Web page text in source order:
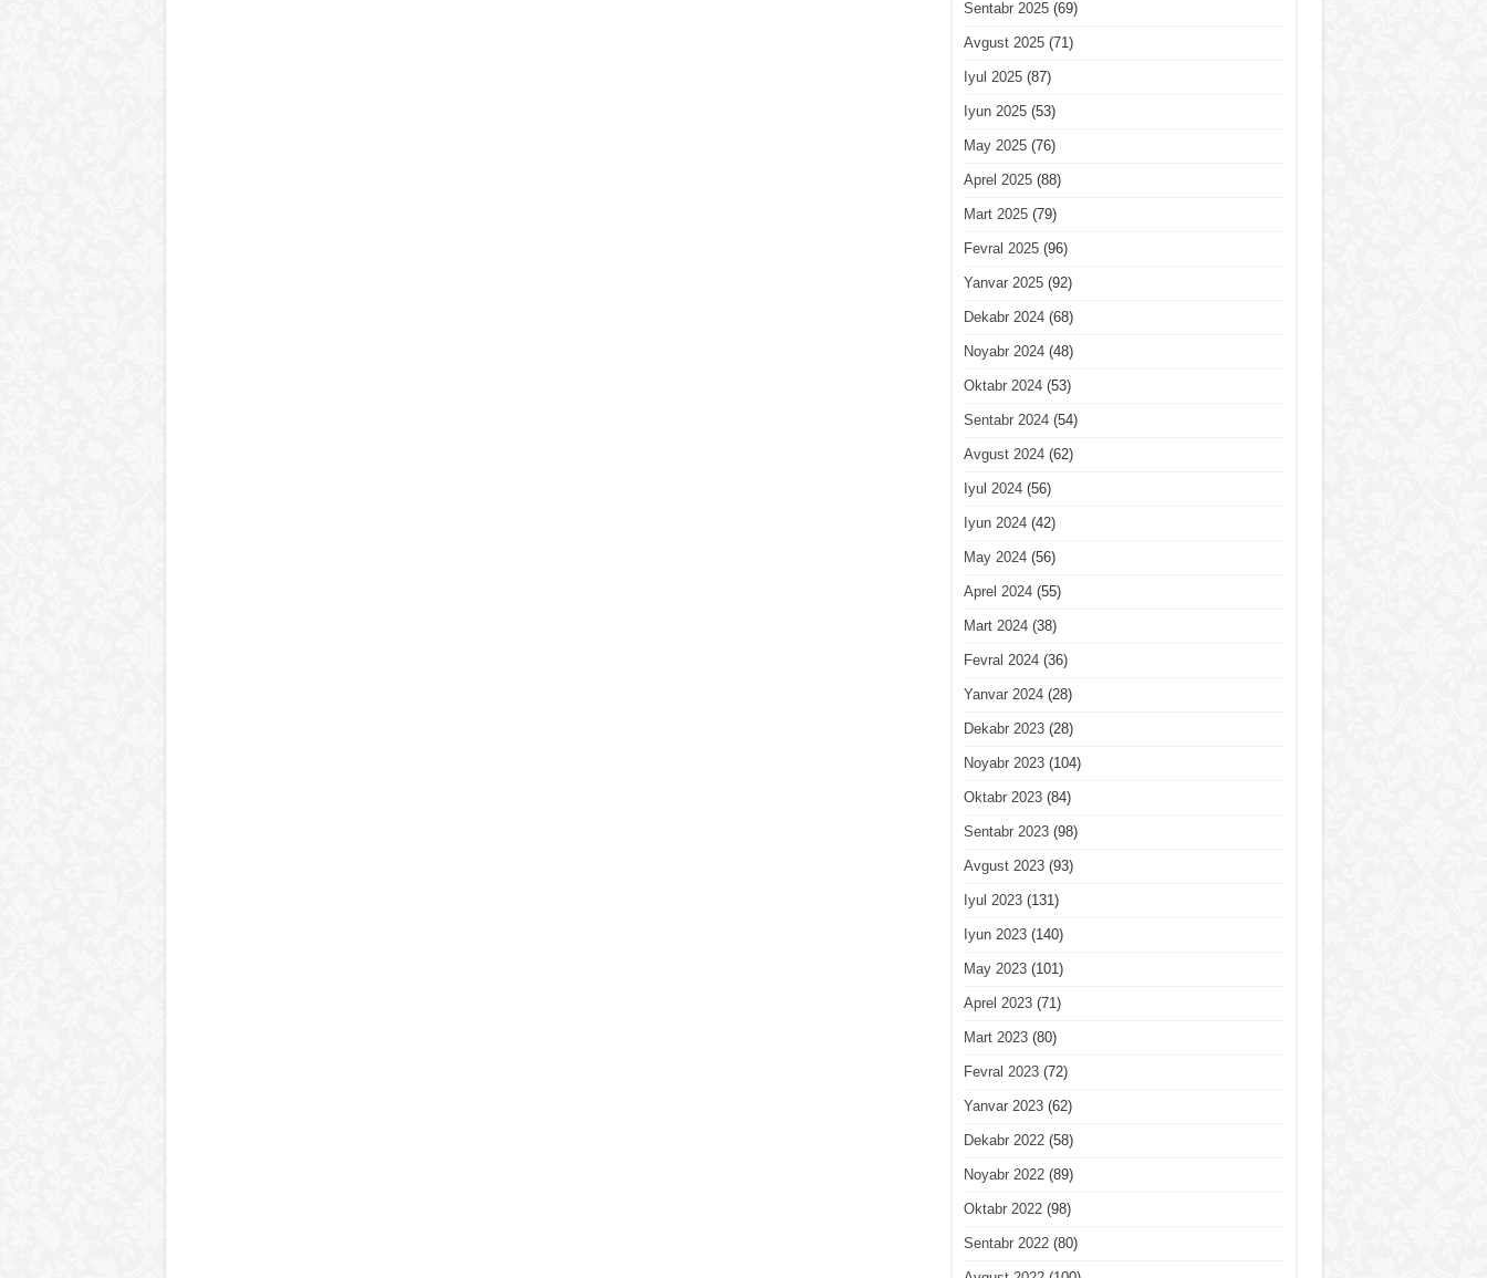
Sentabr 2025(69)
Avgust 2025(71)
Iyul 2025(87)
Iyun 2025(53)
May 2025(76)
Aprel 2025(88)
Mart 2025(79)
Fevral 2025(96)
Yanvar 2025(92)
Dekabr 2024(68)
Noyabr 2024(48)
Oktabr 2024(53)
Sentabr 2024(54)
Avgust 2024(62)
Iyul 2024(56)
Iyun 2024(42)
May 2024(56)
Aprel 2024(55)
Mart 2024(38)
Fevral 2024(36)
Yanvar 2024(28)
Dekabr 2023(28)
Noyabr 2023(104)
Oktabr 2023(84)
Sentabr 2023(98)
Avgust 2023(93)
Iyul 2023(131)
Iyun 2023(140)
May 2023(101)
Aprel 2023(71)
Mart 2023(80)
Fevral 2023(72)
Yanvar 2023(62)
Dekabr 2022(58)
Noyabr 2022(89)
Oktabr 2022(98)
Sentabr 2022(80)